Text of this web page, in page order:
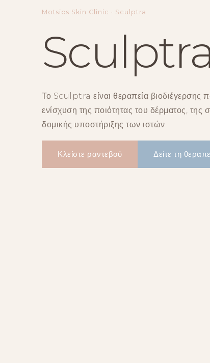
Motsios Skin Clinic · Sculptra
Το Sculptra είναι θεραπεία βιοδιέγερσης
ενίσχυση της ποιότητας του δέρματος, της
δομικής υποστήριξης των ιστών.
Κλείστε ραντεβού Δείτε τη